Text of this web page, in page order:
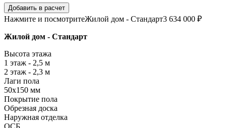
Добавить в расчет
Нажмите и посмотритеЖилой дом - Стандарт3 634 000 ₽
Жилой дом - Стандарт
Высота этажа
1 этаж - 2,5 м
2 этаж - 2,3 м
Лаги пола
50х150 мм
Покрытие пола
Обрезная доска
Наружная отделка